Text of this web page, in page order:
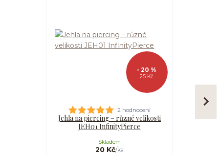
25 Kč
- 20 %
2 hodnocení
Jehla na piercing – různé velikosti
JEH01 InfinityPierce
20 Kč/ks
Skladem